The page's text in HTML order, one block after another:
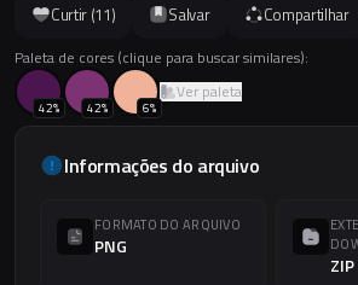
Curtir (11) Salvar Compartilhar
Paleta de cores (clique para buscar similares):
42% 42% 6%
Ver paleta
Informações do arquivo
FORMATO DO ARQUIVO
PNG
ZIP